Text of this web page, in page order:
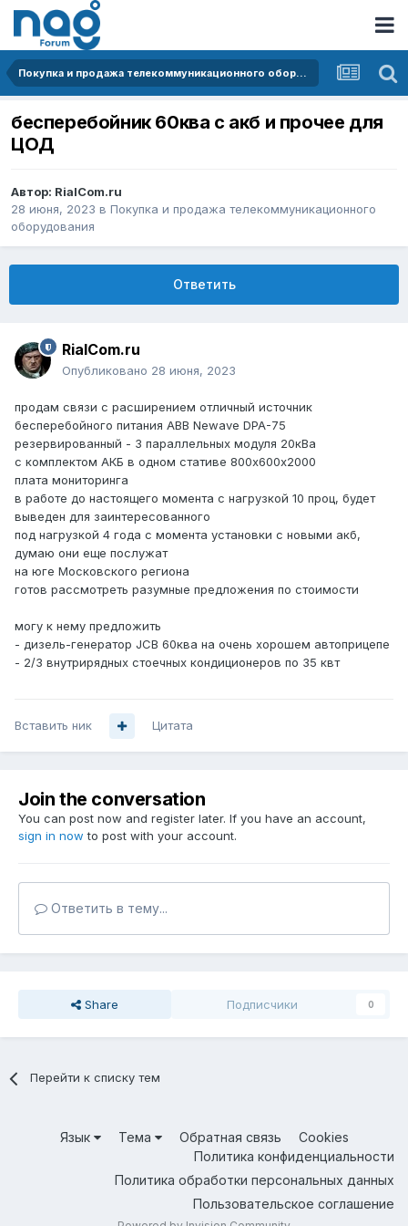
Покупка и продажа телекоммуникационного оборудования
бесперебойник 60ква с акб и прочее для
ЦОД
Автор: RialCom.ru
28 июня, 2023 в Покупка и продажа телекоммуникационного
оборудования
Ответить
RialCom.ru
Опубликовано 28 июня, 2023
продам связи с расширением отличный источник
бесперебойного питания ABB Newave DPA-75
резервированный - 3 параллельных модуля 20кВа
с комплектом АКБ в одном стативе 800х600х2000
плата мониторинга
в работе до настоящего момента с нагрузкой 10 проц, будет
выведен для заинтересованного
под нагрузкой 4 года с момента установки с новыми акб,
думаю они еще послужат
на юге Московского региона
готов рассмотреть разумные предложения по стоимости
могу к нему предложить
- дизель-генератор JCB 60ква на очень хорошем автоприцепе
- 2/3 внутрирядных стоечных кондиционеров по 35 квт
Вставить ник Цитата
Join the conversation
You can post now and register later. If you have an account,
sign in now to post with your account.
Ответить в тему...
Share Подписчики 0
Перейти к списку тем
Язык Тема Обратная связь
Cookies
Политика конфиденциальности
Политика обработки персональных данных
Пользовательское соглашение